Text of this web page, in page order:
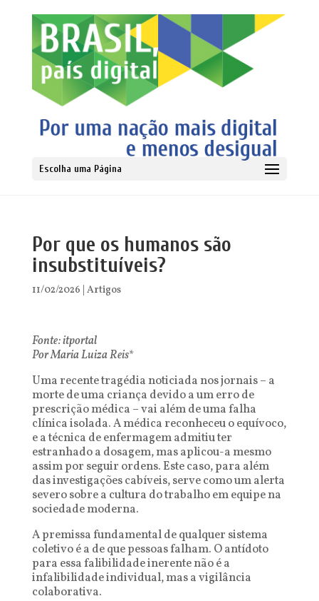
Escolha uma Página
Por que os humanos são
insubstituíveis?
11/02/2026 Artigos
Fonte: itportal
Por Maria Luiza Reis*
Uma recente tragédia noticiada nos jornais – a
morte de uma criança devido a um erro de
prescrição médica – vai além de uma falha
clínica isolada. A médica reconheceu o equívoco,
e a técnica de enfermagem admitiu ter
estranhado a dosagem, mas aplicou-a mesmo
assim por seguir ordens. Este caso, para além
das investigações cabíveis, serve como um alerta
severo sobre a cultura do trabalho em equipe na
sociedade moderna.
A premissa fundamental de qualquer sistema
coletivo é a de que pessoas falham. O antídoto
para essa falibilidade inerente não é a
infalibilidade individual, mas a vigilância
colaborativa.